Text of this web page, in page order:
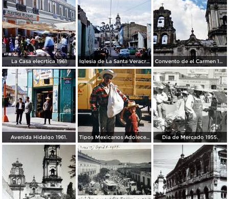
La Casa elecrtica 1961 Iglesia de La Santa Veracruz 1961 Convento de el Carmen 1961.
Avenida Hidalgo 1961. Tipos Mexicanos Adolecente 1961. Dia de Mercado 1955.